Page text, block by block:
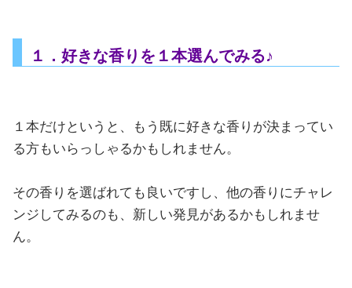
１．好きな香りを１本選んでみる♪
１本だけというと、もう既に好きな香りが決まってい
る方もいらっしゃるかもしれません。
その香りを選ばれても良いですし、他の香りにチャレ
ンジしてみるのも、新しい発見があるかもしれませ
ん。